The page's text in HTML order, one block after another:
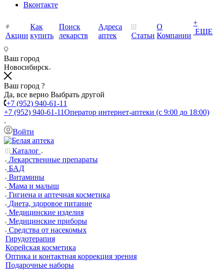
Вконтакте
Акции
Как
купить
Поиск
лекарств
Адреса
аптек
Статьи
О
Компании
+
ЕЩЕ
Ваш город
Новосибирск
Ваш город ?
Да, все верно Выбрать другой
+7 (952) 940-61-11
+7 (952) 940-61-11Оператор интернет-аптеки (с 9:00 до 18:00)
Войти
Каталог
Лекарственные препараты
БАД
Витамины
Мама и малыш
Гигиена и аптечная косметика
Диета, здоровое питание
Медицинские изделия
Медицинские приборы
Средства от насекомых
Гирудотерапия
Корейская косметика
Оптика и контактная коррекция зрения
Подарочные наборы